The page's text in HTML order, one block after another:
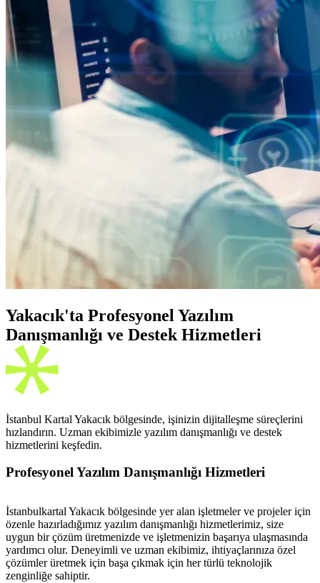
Yakacık'ta Profesyonel Yazılım
Danışmanlığı ve Destek Hizmetleri
İstanbul Kartal Yakacık bölgesinde, işinizin dijitalleşme süreçlerini
hızlandırın. Uzman ekibimizle yazılım danışmanlığı ve destek
hizmetlerini keşfedin.
Profesyonel Yazılım Danışmanlığı Hizmetleri
İstanbulkartal Yakacık bölgesinde yer alan işletmeler ve projeler için
özenle hazırladığımız yazılım danışmanlığı hizmetlerimiz, size
uygun bir çözüm üretmenizde ve işletmenizin başarıya ulaşmasında
yardımcı olur. Deneyimli ve uzman ekibimiz, ihtiyaçlarınıza özel
çözümler üretmek için başa çıkmak için her türlü teknolojik
zenginliğe sahiptir.